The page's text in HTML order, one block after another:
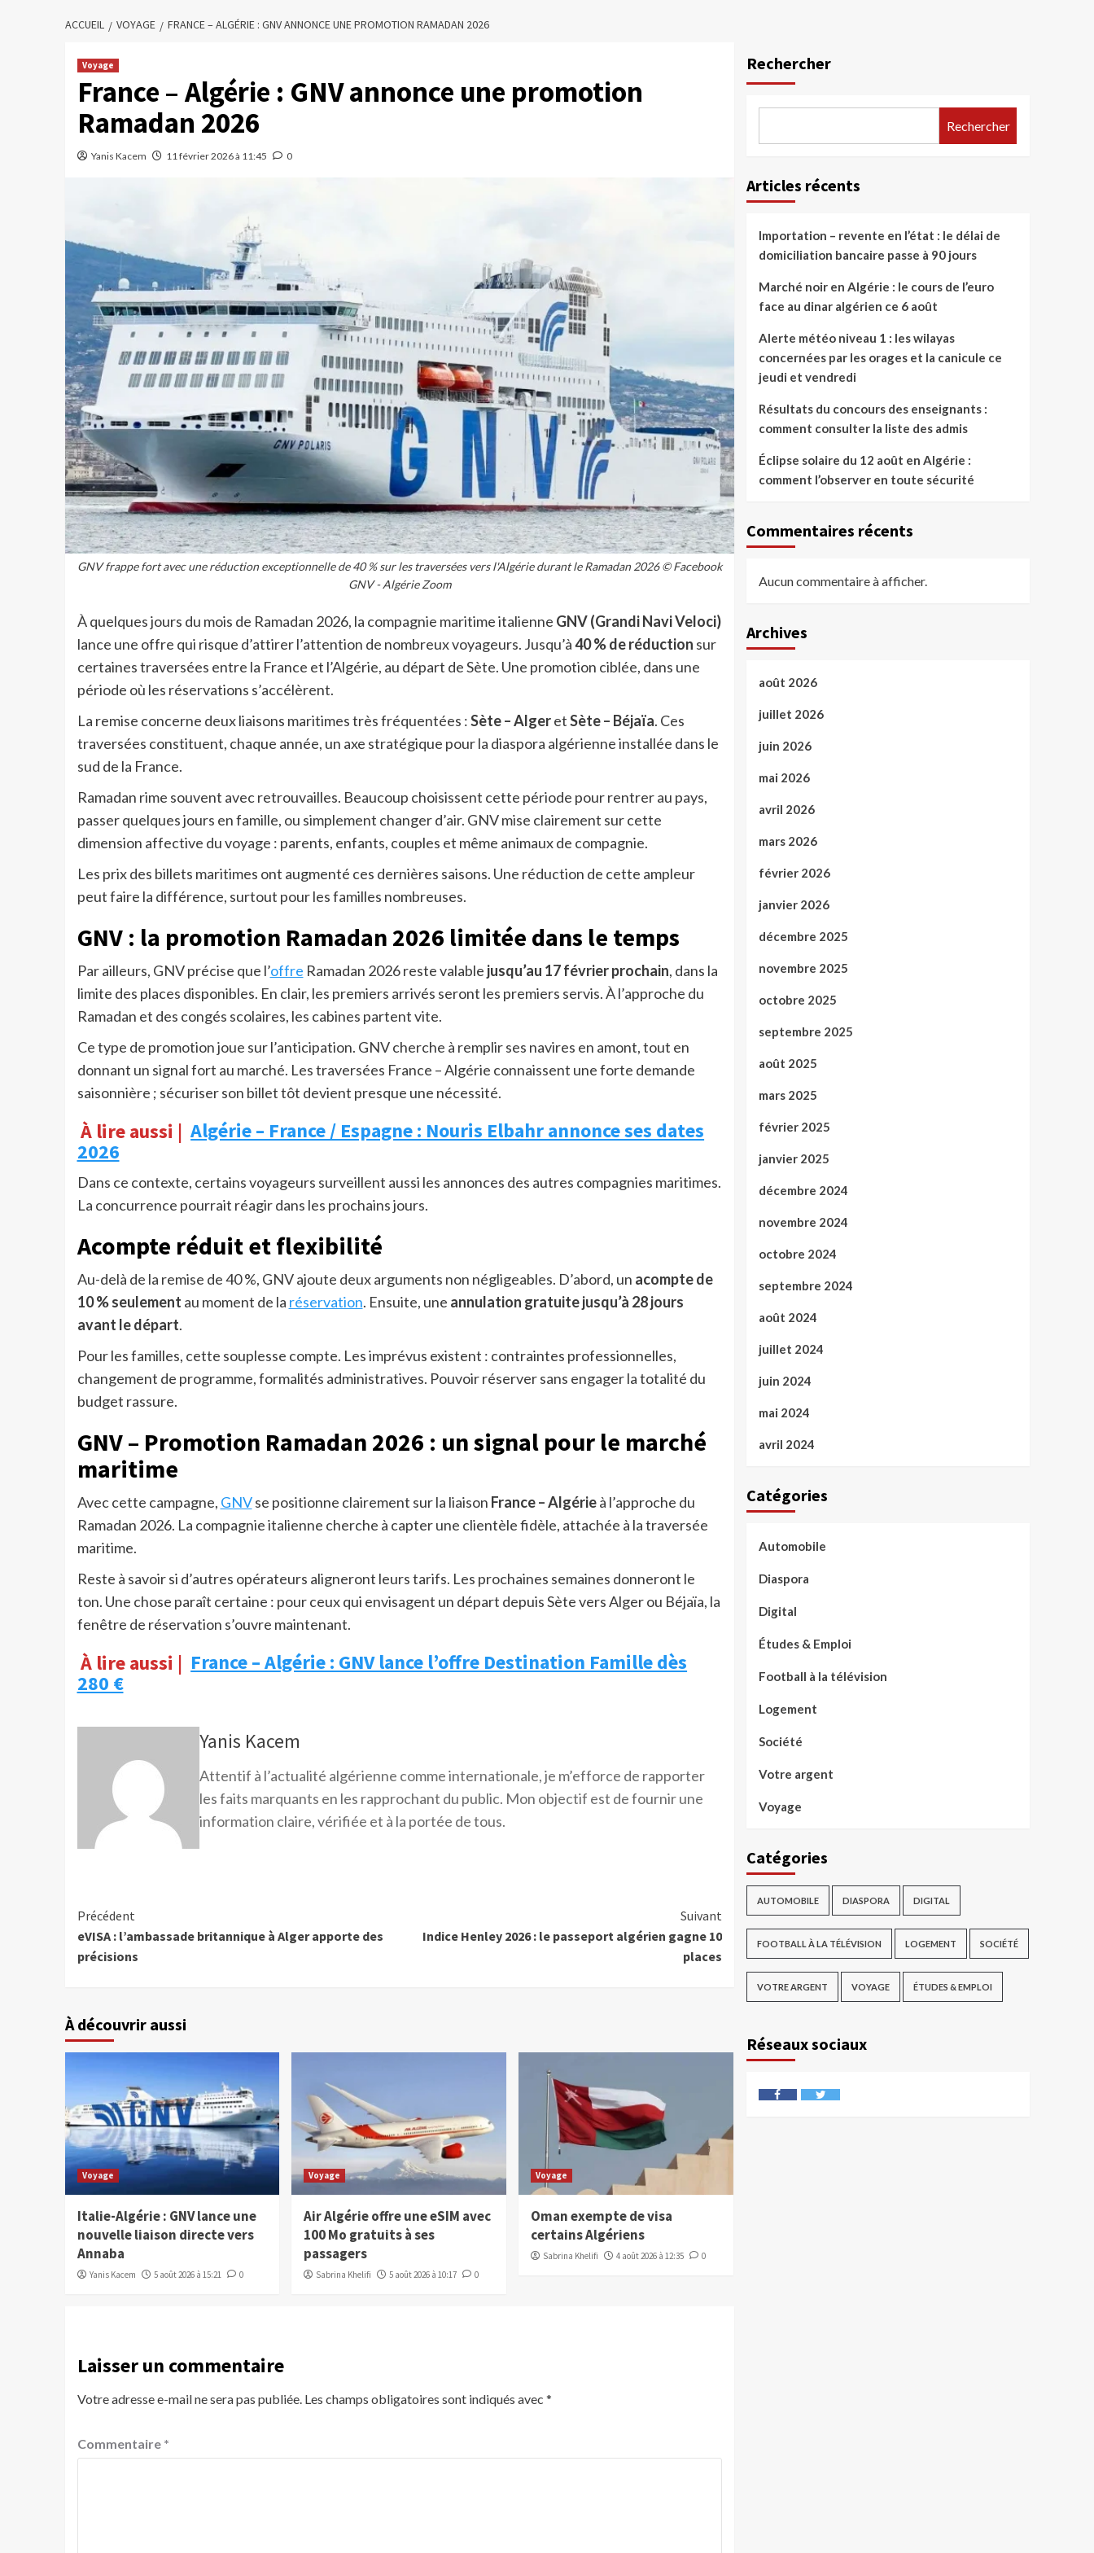
ACCUEIL VOYAGE FRANCE – ALGÉRIE : GNV ANNONCE UNE PROMOTION RAMADAN 2026
Voyage
France – Algérie : GNV annonce une promotion
Ramadan 2026
Yanis Kacem 11 février 2026 à 11:45 0
GNV frappe fort avec une réduction exceptionnelle de 40 % sur les traversées vers l'Algérie durant le Ramadan 2026 © Facebook
GNV - Algérie Zoom
À quelques jours du mois de Ramadan 2026, la compagnie maritime italienne GNV (Grandi Navi Veloci)
lance une offre qui risque d’attirer l’attention de nombreux voyageurs. Jusqu’à40 % de réduction sur
certaines traversées entre la France et l’Algérie, au départ de Sète. Une promotion ciblée, dans une
période où les réservations s’accélèrent.
La remise concerne deux liaisons maritimes très fréquentées :Sète – AlgeretSète – Béjaïa. Ces
traversées constituent, chaque année, un axe stratégique pour la diaspora algérienne installée dans le
sud de la France.
Ramadan rime souvent avec retrouvailles. Beaucoup choisissent cette période pour rentrer au pays,
passer quelques jours en famille, ou simplement changer d’air. GNV mise clairement sur cette
dimension affective du voyage : parents, enfants, couples et même animaux de compagnie.
Les prix des billets maritimes ont augmenté ces dernières saisons. Une réduction de cette ampleur
peut faire la différence, surtout pour les familles nombreuses.
GNV : la promotion Ramadan 2026 limitée dans le temps
Par ailleurs, GNV précise que l’offre Ramadan 2026 reste valable jusqu’au 17 février prochain, dans la
limite des places disponibles. En clair, les premiers arrivés seront les premiers servis. À l’approche du
Ramadan et des congés scolaires, les cabines partent vite.
Ce type de promotion joue sur l’anticipation. GNV cherche à remplir ses navires en amont, tout en
donnant un signal fort au marché. Les traversées France – Algérie connaissent une forte demande
saisonnière ; sécuriser son billet tôt devient presque une nécessité.
À lire aussi | Algérie – France / Espagne : Nouris Elbahr annonce ses dates
2026
Dans ce contexte, certains voyageurs surveillent aussi les annonces des autres compagnies maritimes.
La concurrence pourrait réagir dans les prochains jours.
Acompte réduit et flexibilité
Au-delà de la remise de 40 %, GNV ajoute deux arguments non négligeables. D’abord, un acompte de
10 % seulement au moment de la réservation. Ensuite, une annulation gratuite jusqu’à 28 jours
avant le départ.
Pour les familles, cette souplesse compte. Les imprévus existent : contraintes professionnelles,
changement de programme, formalités administratives. Pouvoir réserver sans engager la totalité du
budget rassure.
GNV – Promotion Ramadan 2026 : un signal pour le marché
maritime
Avec cette campagne, GNVse positionne clairement sur la liaison France – Algérieà l’approche du
Ramadan 2026. La compagnie italienne cherche à capter une clientèle fidèle, attachée à la traversée
maritime.
Reste à savoir si d’autres opérateurs aligneront leurs tarifs. Les prochaines semaines donneront le
ton. Une chose paraît certaine : pour ceux qui envisagent un départ depuis Sète vers Alger ou Béjaïa, la
fenêtre de réservation s’ouvre maintenant.
À lire aussi | France – Algérie : GNV lance l’offre Destination Famille dès
280 €
Yanis Kacem
Attentif à l’actualité algérienne comme internationale, je m’efforce de rapporter
les faits marquants en les rapprochant du public. Mon objectif est de fournir une
information claire, vérifiée et à la portée de tous.
Précédent
eVISA : l’ambassade britannique à Alger apporte des
précisions
Suivant
Indice Henley 2026 : le passeport algérien gagne 10
places
À découvrir aussi
Voyage
Italie-Algérie : GNV lance une
nouvelle liaison directe vers
Annaba
Yanis Kacem 5 août 2026 à 15:21 0
Voyage
Air Algérie offre une eSIM avec
100 Mo gratuits à ses
passagers
Sabrina Khelifi 5 août 2026 à 10:17 0
Voyage
Oman exempte de visa
certains Algériens
Sabrina Khelifi 4 août 2026 à 12:35 0
Laisser un commentaire
Votre adresse e-mail ne sera pas publiée. Les champs obligatoires sont indiqués avec *
Commentaire *
Rechercher
Rechercher
Articles récents
Importation – revente en l’état : le délai de
domiciliation bancaire passe à 90 jours
Marché noir en Algérie : le cours de l’euro
face au dinar algérien ce 6 août
Alerte météo niveau 1 : les wilayas
concernées par les orages et la canicule ce
jeudi et vendredi
Résultats du concours des enseignants :
comment consulter la liste des admis
Éclipse solaire du 12 août en Algérie :
comment l’observer en toute sécurité
Commentaires récents
Aucun commentaire à afficher.
Archives
août 2026
juillet 2026
juin 2026
mai 2026
avril 2026
mars 2026
février 2026
janvier 2026
décembre 2025
novembre 2025
octobre 2025
septembre 2025
août 2025
mars 2025
février 2025
janvier 2025
décembre 2024
novembre 2024
octobre 2024
septembre 2024
août 2024
juillet 2024
juin 2024
mai 2024
avril 2024
Catégories
Automobile
Diaspora
Digital
Études & Emploi
Football à la télévision
Logement
Société
Votre argent
Voyage
Catégories
AUTOMOBILE DIASPORA DIGITAL
FOOTBALL À LA TÉLÉVISION LOGEMENT SOCIÉTÉ
VOTRE ARGENT VOYAGE ÉTUDES & EMPLOI
Réseaux sociaux